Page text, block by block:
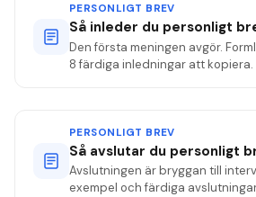
PERSONLIGT BREV
Så inleder du personligt
Den första meningen avgör.
8 färdiga inledningar att kopiera.
PERSONLIGT BREV
Så avslutar du personligt
Avslutningen är bryggan till
exempel och färdiga